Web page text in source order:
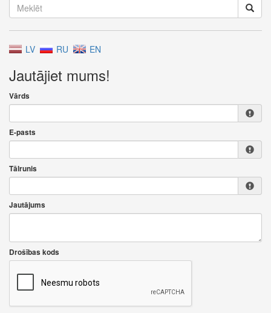
LV RU EN
Jautājiet mums!
Vārds
E-pasts
Tālrunis
Jautājums
Drošības kods